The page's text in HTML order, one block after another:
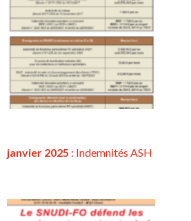
janvier 2025 : Indemnités ASH